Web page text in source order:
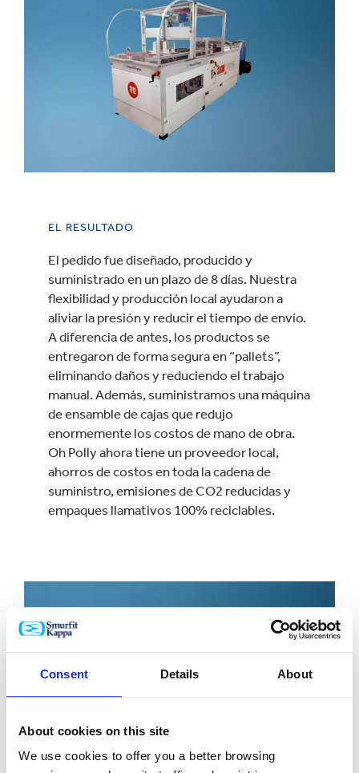
Consent Details About
About cookies on this site
We use cookies to offer you a better browsing
EL RESULTADO
El pedido fue diseñado, producido y
suministrado en un plazo de 8 días. Nuestra
flexibilidad y producción local ayudaron a
aliviar la presión y reducir el tiempo de envío.
A diferencia de antes, los productos se
entregaron de forma segura en “pallets”,
eliminando daños y reduciendo el trabajo
manual. Además, suministramos una máquina
de ensamble de cajas que redujo
enormemente los costos de mano de obra.
Oh Polly ahora tiene un proveedor local,
ahorros de costos en toda la cadena de
suministro, emisiones de CO2 reducidas y
empaques llamativos 100% reciclables.